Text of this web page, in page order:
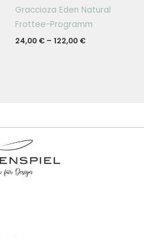
Graccioza Eden Natural
Frottee-Programm
24,00 € – 122,00 €